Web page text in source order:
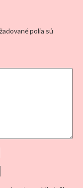
polia sú